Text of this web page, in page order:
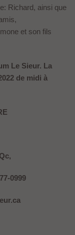
Richard, ainsi que
et son fils
Le Sieur. La
de midi à
0999